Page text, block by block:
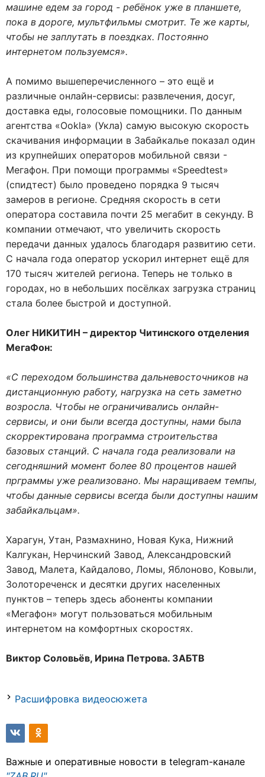
машине едем за город - ребёнок уже в планшете,
пока в дороге, мультфильмы смотрит. Те же карты,
чтобы не заплутать в поездках. Постоянно
интернетом пользуемся».
А помимо вышеперечисленного – это ещё и
различные онлайн-сервисы: развлечения, досуг,
доставка еды, голосовые помощники. По данным
агентства «Ookla» (Укла) самую высокую скорость
скачивания информации в Забайкалье показал один
из крупнейших операторов мобильной связи -
Мегафон. При помощи программы «Speedtest»
(спидтест) было проведено порядка 9 тысяч
замеров в регионе. Средняя скорость в сети
оператора составила почти 25 мегабит в секунду. В
компании отмечают, что увеличить скорость
передачи данных удалось благодаря развитию сети.
С начала года оператор ускорил интернет ещё для
170 тысяч жителей региона. Теперь не только в
городах, но в небольших посёлках загрузка страниц
стала более быстрой и доступной.
Олег НИКИТИН – директор Читинского отделения
МегаФон:
«С переходом большинства дальневосточников на
дистанционную работу, нагрузка на сеть заметно
возросла. Чтобы не ограничивались онлайн-
сервисы, и они были всегда доступны, нами была
скорректирована программа строительства
базовых станций. С начала года реализовали на
сегодняшний момент более 80 процентов нашей
прграммы уже реализовано. Мы наращиваем темпы,
чтобы данные сервисы всегда были доступны нашим
забайкальцам».
Харагун, Утан, Размахнино, Новая Кука, Нижний
Калгукан, Нерчинский Завод, Александровский
Завод, Малета, Кайдалово, Ломы, Яблоново, Ковыли,
Золотореченск и десятки других населенных
пунктов – теперь здесь абоненты компании
«Мегафон» могут пользоваться мобильным
интернетом на комфортных скоростях.
Виктор Соловьёв, Ирина Петрова. ЗАБТВ
Расшифровка видеосюжета
Важные и оперативные новости в telegram-канале